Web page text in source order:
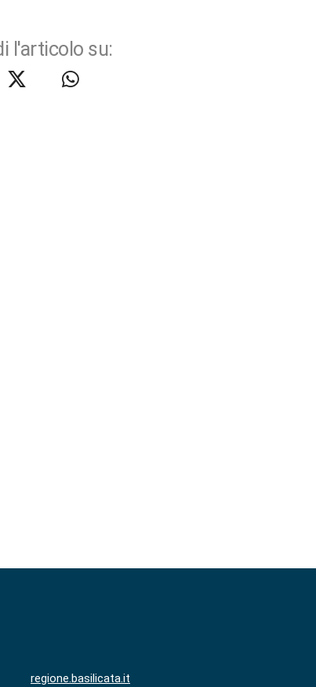
l'articolo su:
regione.basilicata.it